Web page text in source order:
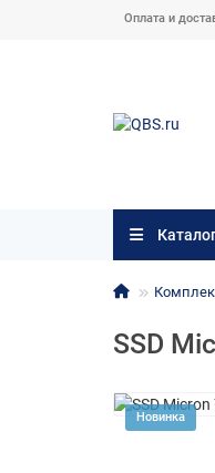
Оплата и
SSD
Новинка